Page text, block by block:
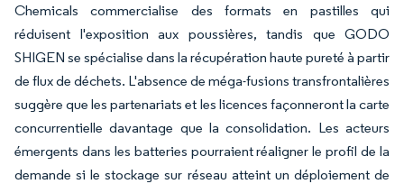
Chemicals commercialise des formats en pastilles qui
réduisent l'exposition aux poussières, tandis que GODO
SHIGEN se spécialise dans la récupération haute pureté à partir
de flux de déchets. L'absence de méga-fusions transfrontalières
suggère que les partenariats et les licences façonneront la carte
concurrentielle davantage que la consolidation. Les acteurs
émergents dans les batteries pourraient réaligner le profil de la
demande si le stockage sur réseau atteint un déploiement de